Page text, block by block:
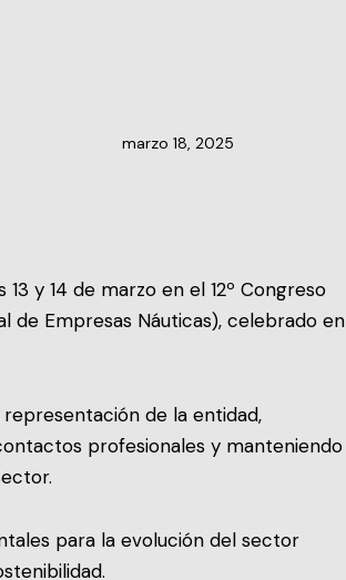
marzo 18, 2025
y 14 de marzo en el 12º Congreso
de Empresas Náuticas), celebrado en
de la entidad,
profesionales y manteniendo
para la evolución del sector